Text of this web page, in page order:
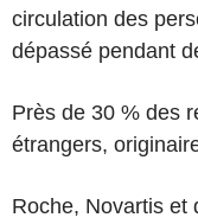
circulation des
dépassé pendant
Près de 30 % des
étrangers,
Roche, Novartis et